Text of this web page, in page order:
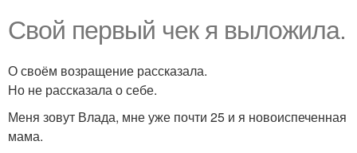
Свой первый чек я выложила.
О своём возращение рассказала.
Но не рассказала о себе.
Меня зовут Влада, мне уже почти 25 и я новоиспеченная
мама.